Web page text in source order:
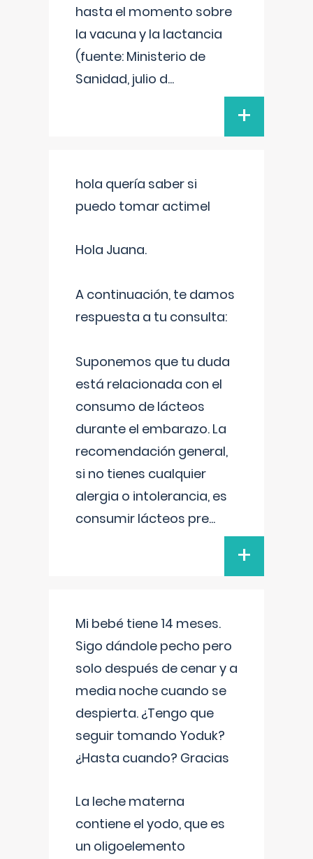
hasta el momento sobre
la vacuna y la lactancia
(fuente: Ministerio de
Sanidad, julio d...
+
hola quería saber si
puedo tomar actimel
Hola Juana.
A continuación, te damos
respuesta a tu consulta:
Suponemos que tu duda
está relacionada con el
consumo de lácteos
durante el embarazo. La
recomendación general,
si no tienes cualquier
alergia o intolerancia, es
consumir lácteos pre...
+
Mi bebé tiene 14 meses.
Sigo dándole pecho pero
solo después de cenar y a
media noche cuando se
despierta. ¿Tengo que
seguir tomando Yoduk?
¿Hasta cuando? Gracias
La leche materna
contiene el yodo, que es
un oligoelemento